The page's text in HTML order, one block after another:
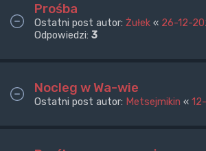
Prośba
Ostatni post autor: Żułek « 26-12-
Odpowiedzi: 3
Nocleg w Wa-wie
Ostatni post autor: Metsejmikin «